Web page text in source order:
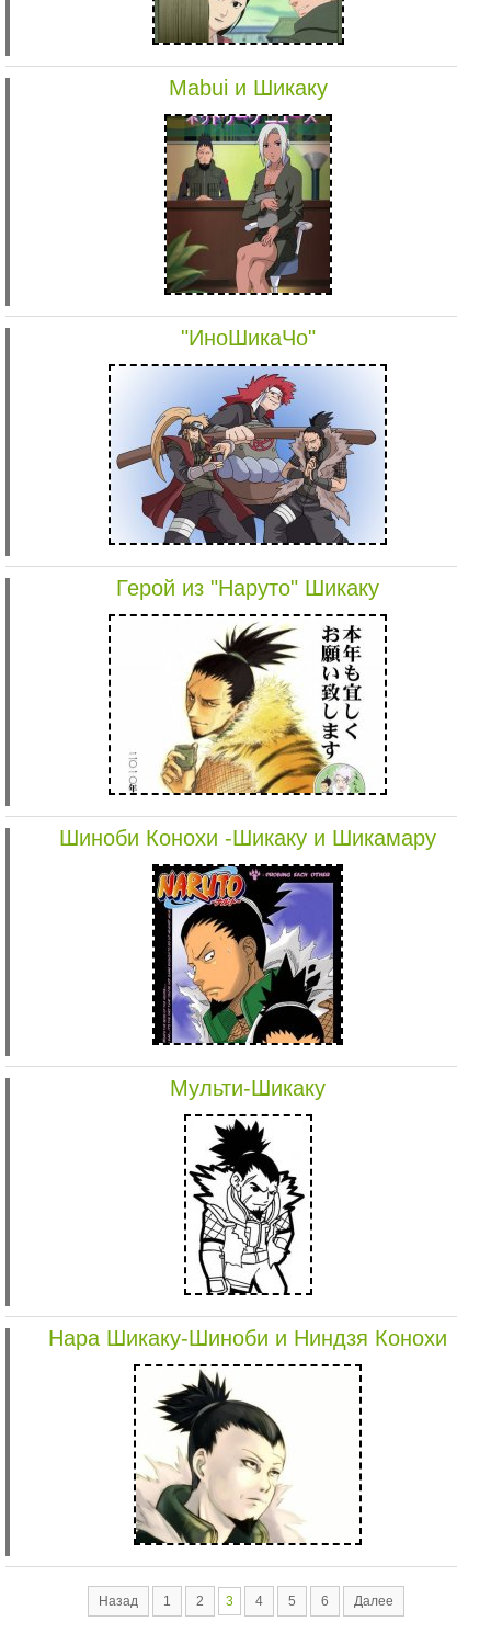
Mabui и Шикаку
"ИноШикаЧо"
Герой из "Наруто" Шикаку
Шиноби Конохи -Шикаку и Шикамару
Мульти-Шикаку
Нара Шикаку-Шиноби и Ниндзя Конохи
Назад 1 2 3 4 5 6 Далее